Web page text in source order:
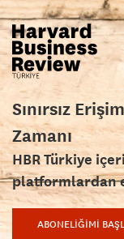
Sınırsız
Zamanı
HBR Türkiye
platformlardan
ABONELİĞİMİ